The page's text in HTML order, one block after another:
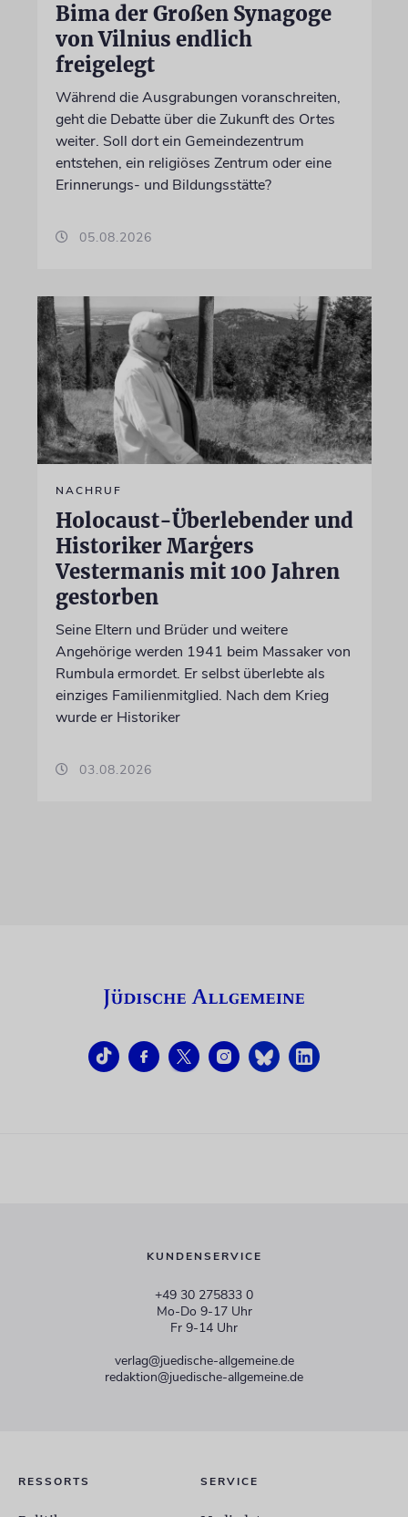
Bima der Großen Synagoge
von Vilnius endlich
freigelegt
Während die Ausgrabungen voranschreiten,
geht die Debatte über die Zukunft des Ortes
weiter. Soll dort ein Gemeindezentrum
entstehen, ein religiöses Zentrum oder eine
Erinnerungs- und Bildungsstätte?
05.08.2026
NACHRUF
Holocaust-Überlebender und
Historiker Marģers
Vestermanis mit 100 Jahren
gestorben
Seine Eltern und Brüder und weitere
Angehörige werden 1941 beim Massaker von
Rumbula ermordet. Er selbst überlebte als
einziges Familienmitglied. Nach dem Krieg
wurde er Historiker
03.08.2026
KUNDENSERVICE
+49 30 275833 0
Mo-Do 9-17 Uhr
Fr 9-14 Uhr
verlag@juedische-allgemeine.de
redaktion@juedische-allgemeine.de
RESSORTS SERVICE